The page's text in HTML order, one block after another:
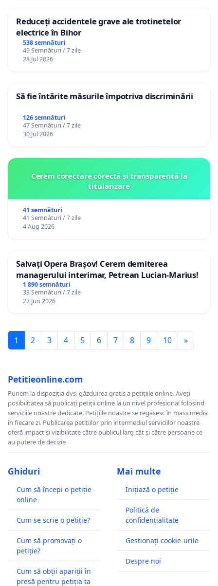
Reduceți accidentele grave ale trotinetelor
electrice în Bihor
538 semnături
49 Semnături / 7 zile
28 Jul 2026
Să fie întărite măsurile împotriva discriminării
126 semnături
47 Semnături / 7 zile
30 Jul 2026
Cerem corectare corectă și transparentă la
titularizare
41 semnături
41 Semnături / 7 zile
4 Aug 2026
Salvați Opera Brașov! Cerem demiterea
managerului interimar, Petrean Lucian-Marius!
1 890 semnături
33 Semnături / 7 zile
27 Jun 2026
1 2 3 4 5 6 7 8 9 10 »
Petitieonline.com
Punem la dispoziția dvs. găzduirea gratis a petițiile online. Aveți
posibilitatea să publicați petiții online la un nivel profesional folosind
serviciile noastre dedicate. Petițiile noastre se regăsesc în mass media
în fiecare zi. Publicarea petițiilor prin intermediul serviciilor noastre
oferă impact și vizibilitate către publicul larg cât și către persoane ce
au putere de decizie
Ghiduri
Cum să începi o petiție
online
Cum se scrie o petiție?
Cum să promovați o
petiție?
Cum să obții apariții în
presă pentru petiția ta
Mai multe
Inițiază o petiție
Politică de
confidențialitate
Gestionați cookie-urile
Despre noi